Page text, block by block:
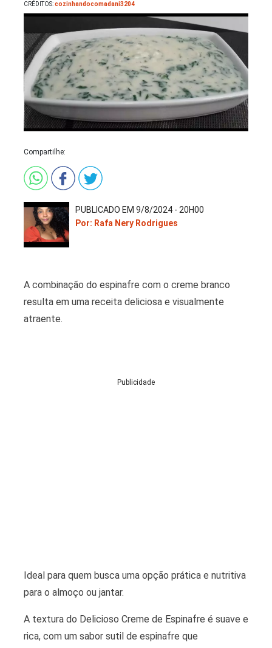
CRÉDITOS:cozinhandocomadani3204
Compartilhe:
PUBLICADO EM 9/8/2024 - 20H00
Por: Rafa Nery Rodrigues
A combinação do espinafre com o creme branco
resulta em uma receita deliciosa e visualmente
atraente.
Publicidade
Ideal para quem busca uma opção prática e nutritiva
para o almoço ou jantar.
A textura do Delicioso Creme de Espinafre é suave e
rica, com um sabor sutil de espinafre que